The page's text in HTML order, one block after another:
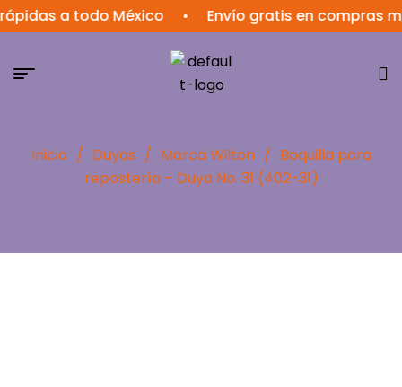
a todo México • Envío gratis en compras
Inicio / Duyas / Marca Wilton / Boquilla para
repostería – Duya No. 31 (402-31)